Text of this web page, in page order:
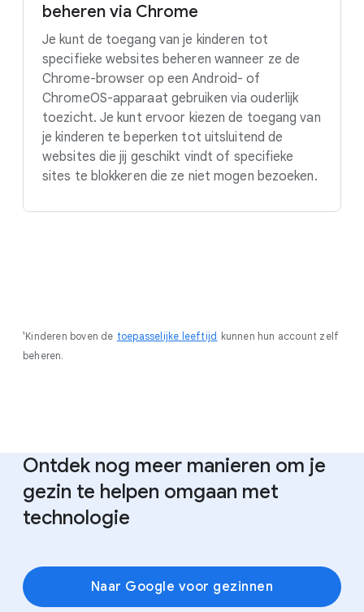
beheren via Chrome
Je kunt de toegang van je kinderen tot
specifieke websites beheren wanneer ze de
Chrome-browser op een Android- of
ChromeOS-apparaat gebruiken via ouderlijk
toezicht. Je kunt ervoor kiezen de toegang van
je kinderen te beperken tot uitsluitend de
websites die jij geschikt vindt of specifieke
sites te blokkeren die ze niet mogen bezoeken.
¹Kinderen boven de toepasselijke leeftijd kunnen hun account zelf
beheren.
Ontdek nog meer manieren om je
gezin te helpen omgaan met
technologie
Naar Google voor gezinnen